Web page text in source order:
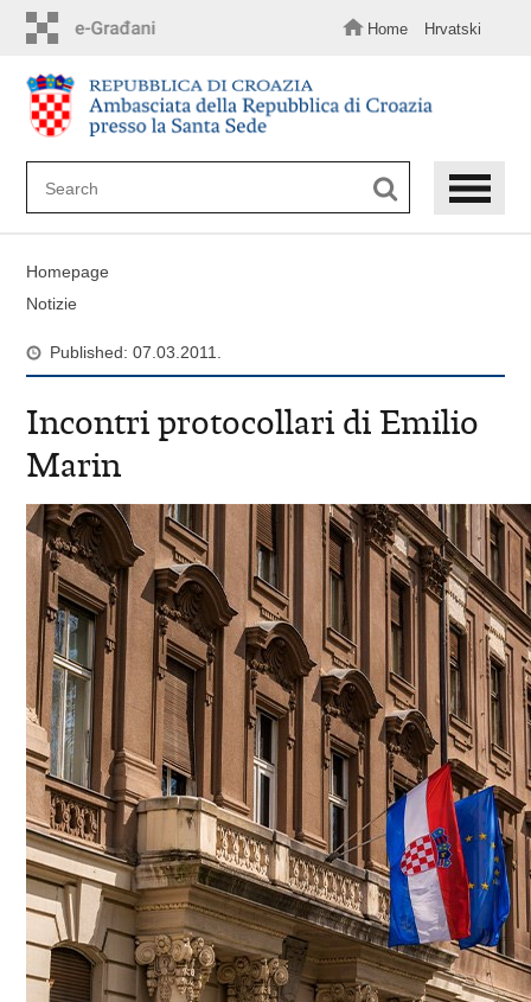
content
Home Hrvatski
Homepage
Notizie
Published: 07.03.2011.
Incontri protocollari di Emilio
Marin